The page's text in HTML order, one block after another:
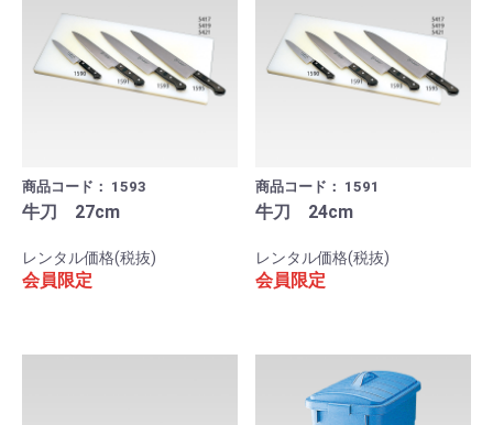
商品コード： 1593
牛刀 27cm
レンタル価格(税抜)
会員限定
商品コード： 1591
牛刀 24cm
レンタル価格(税抜)
会員限定